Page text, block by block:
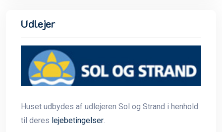
Udlejer
Huset udbydes af udlejeren Sol og Strand i henhold
til deres lejebetingelser.